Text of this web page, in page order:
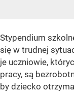
Stypendium
się w trudnej
je uczniowie,
pracy, są
by dziecko